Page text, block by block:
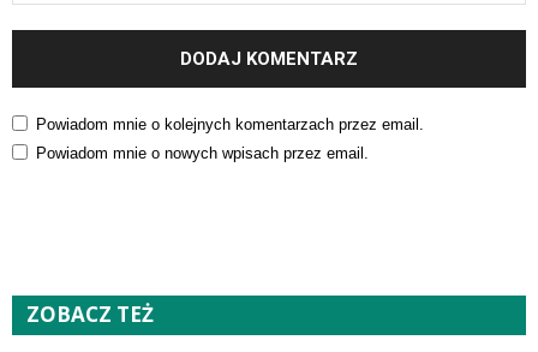
Powiadom mnie o kolejnych komentarzach przez email.
Powiadom mnie o nowych wpisach przez email.
ZOBACZ TEŻ